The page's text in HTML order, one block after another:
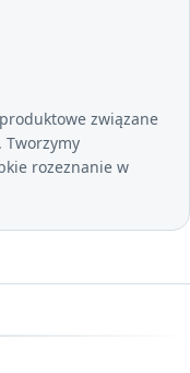
związane
Tworzymy
rozeznanie w